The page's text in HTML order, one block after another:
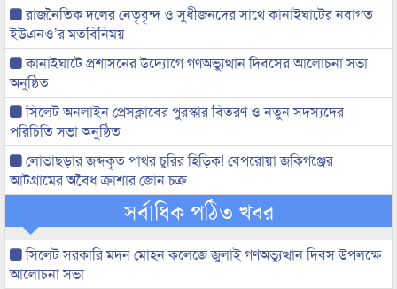
রাজনৈতিক দলের নেতৃবৃন্দ ও সুধীজনদের সাথে কানাইঘাটের নবাগত
ইউএনও’র মতবিনিময়
কানাইঘাটে প্রশাসনের উদ্যোগে গণঅভ্যুত্থান দিবসের আলোচনা সভা
অনুষ্ঠিত
সিলেট অনলাইন প্রেসক্লাবের পুরস্কার বিতরণ ও নতুন সদস্যদের
পরিচিতি সভা অনুষ্ঠিত
লোভাছড়ার জব্দকৃত পাথর চুরির হিড়িক! বেপরোয়া জকিগঞ্জের
আটগ্রামের অবৈধ ক্রাশার জোন চক্র
সর্বাধিক পঠিত খবর
সিলেট সরকারি মদন মোহন কলেজে জুলাই গণঅভ্যুত্থান দিবস উপলক্ষে
আলোচনা সভা